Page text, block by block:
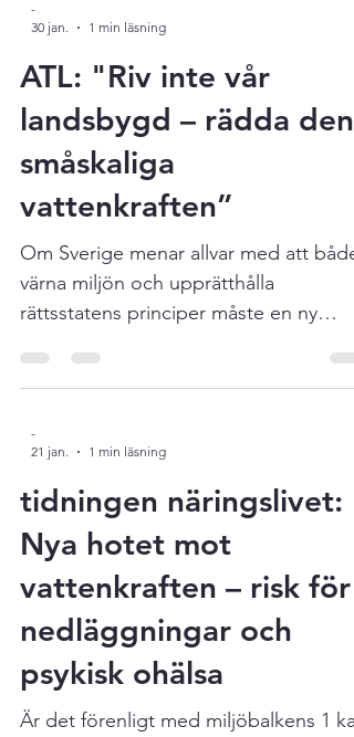
agera innan ännu fler
priset för regeringens
handlingsförlamning.” Läs hans artikel
30 jan.
1 min läsning
ATL: "Riv inte vår
landsbygd – rädda den
småskaliga
vattenkraften”
Om Sverige menar allvar med att både
värna miljön och upprätthålla
rättsstatens principer måste en ny
politik tas fram som värnar den
landsbygden, skriver Magnus
Kraftverksförening, i en debattartikel
som du kan läsa här .
21 jan.
1 min läsning
tidningen näringslivet:
Nya hotet mot
vattenkraften – risk för
nedläggningar och
psykisk ohälsa